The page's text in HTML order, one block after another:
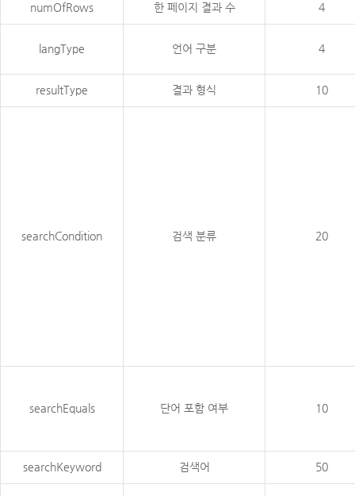
numOfRows 한 페이지 결과 수 4
langType 언어 구분 4
resultType 결과 형식 10
searchCondition 검색 분류 20
searchEquals 단어 포함 여부 10
searchKeyword 검색어 50